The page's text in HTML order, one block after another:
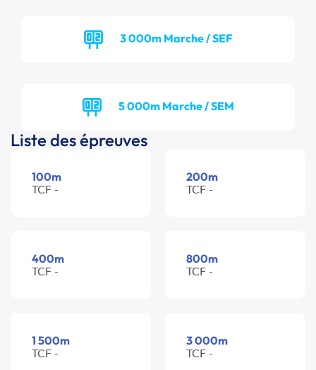
3 000m Marche / SEF
5 000m Marche / SEM
Liste des épreuves
100m
TCF -
200m
TCF -
400m
TCF -
800m
TCF -
1 500m
TCF -
3 000m
TCF -